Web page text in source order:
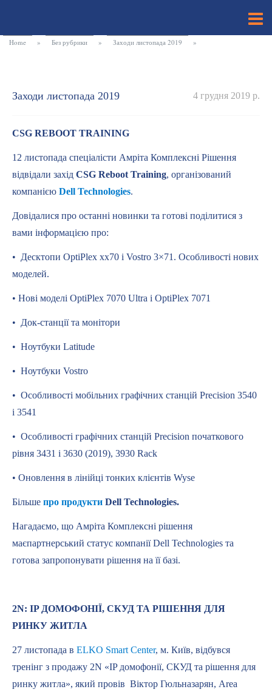
Home » Без рубрики » Заходи листопада 2019 »
Заходи листопада 2019 4 грудня 2019 р.
СSG REBOOT TRAINING
12 листопада спеціалісти Амріта Комплексні Рішення
відвідали захід CSG Reboot Training, організований
компанією Dell Technologies.
Довідалися про останні новинки та готові поділитися з
вами інформацією про:
• Десктопи OptiPlex xx70 і Vostro 3×71. Особливості нових
моделей.
• Нові моделі OptiPlex 7070 Ultra і OptiPlex 7071
• Док-станції та монітори
• Ноутбуки Latitude
• Ноутбуки Vostro
• Особливості мобільних графічних станцій Precision 3540
і 3541
• Особливості графічних станцій Precision початкового
рівня 3431 і 3630 (2019), 3930 Rack
• Оновлення в лінійці тонких клієнтів Wyse
Більше про продукти Dell Technologies.
Нагадаємо, що Амріта Комплексні рішення
маєпартнерський статус компанії Dell Technologies та
готова запропонувати рішення на її базі.
2N: IP ДОМОФОНІЇ, СКУД ТА РІШЕННЯ ДЛЯ
РИНКУ ЖИТЛА
27 листопада в ELKO Smart Center, м. Київ, відбувся
тренінг з продажу 2N «IP домофонії, СКУД та рішення для
ринку житла», який провів Віктор Гюльназарян, Area